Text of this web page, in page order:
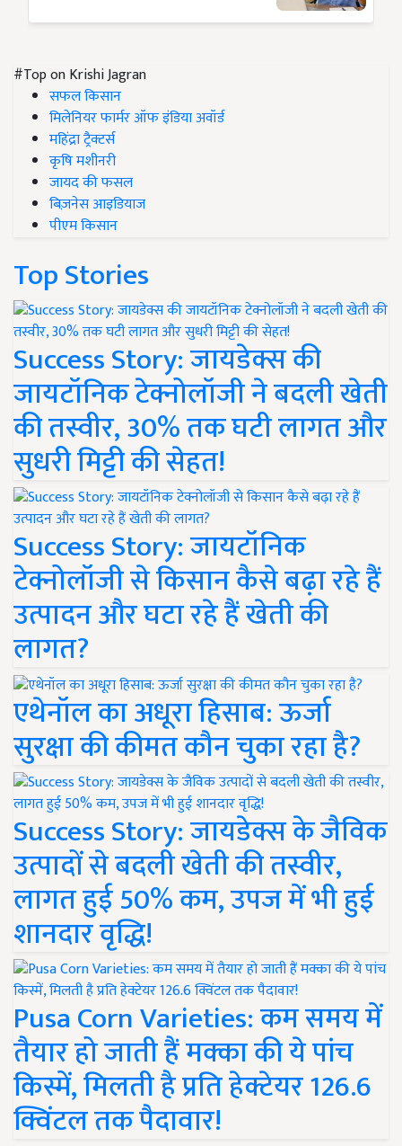
#Top on Krishi Jagran
सफल किसान
मिलेनियर फार्मर ऑफ इंडिया अवॉर्ड
महिंद्रा ट्रैक्टर्स
कृषि मशीनरी
जायद की फसल
बिज़नेस आइडियाज
पीएम किसान
Top Stories
Success Story: जायडेक्स की
जायटॉनिक टेक्नोलॉजी ने बदली खेती
की तस्वीर, 30% तक घटी लागत और
सुधरी मिट्टी की सेहत!
Success Story: जायटॉनिक
टेक्नोलॉजी से किसान कैसे बढ़ा रहे हैं
उत्पादन और घटा रहे हैं खेती की
लागत?
एथेनॉल का अधूरा हिसाब: ऊर्जा
सुरक्षा की कीमत कौन चुका रहा है?
Success Story: जायडेक्स के जैविक
उत्पादों से बदली खेती की तस्वीर,
लागत हुई 50% कम, उपज में भी हुई
शानदार वृद्धि!
Pusa Corn Varieties: कम समय में
तैयार हो जाती हैं मक्का की ये पांच
किस्में, मिलती है प्रति हेक्टेयर 126.6
क्विंटल तक पैदावार!